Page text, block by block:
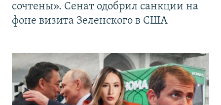
сочтены». Сенат одобрил санкции на
фоне визита Зеленского в США